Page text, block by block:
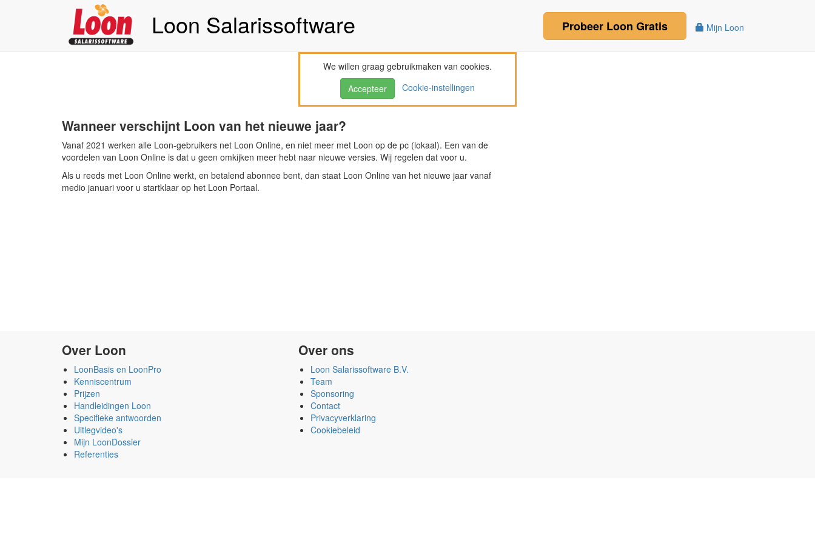
Loon Salarissoftware Mijn Loon
Probeer Loon Gratis
We willen graag gebruikmaken van cookies.
Accepteer
Cookie-instellingen
Wanneer verschijnt Loon van het nieuwe jaar?
Vanaf 2021 werken alle Loon-gebruikers net Loon Online, en niet meer met Loon op de pc (lokaal). Een van de
voordelen van Loon Online is dat u geen omkijken meer hebt naar nieuwe versies. Wij regelen dat voor u.
Als u reeds met Loon Online werkt, en betalend abonnee bent, dan staat Loon Online van het nieuwe jaar vanaf
medio januari voor u startklaar op het Loon Portaal.
Over Loon
LoonBasis en LoonPro
Kenniscentrum
Prijzen
Handleidingen Loon
Specifieke antwoorden
Uitlegvideo's
Mijn LoonDossier
Referenties
Over ons
Loon Salarissoftware B.V.
Team
Sponsoring
Contact
Privacyverklaring
Cookiebeleid